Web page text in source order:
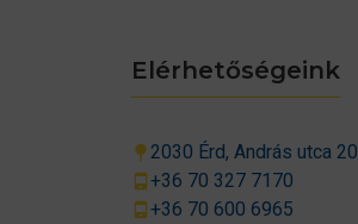
Elérhetőségeink
2030 Érd, András utca 20.
+36 70 327 7170
+36 70 600 6965